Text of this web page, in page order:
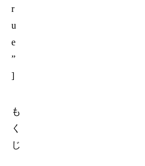
r
u
e
”
]
も
く
じ